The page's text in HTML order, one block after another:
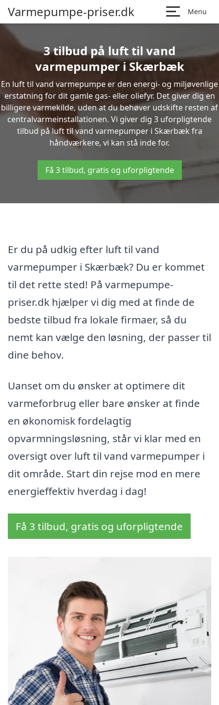
Varmepumpe-priser.dk Menu
3 tilbud på luft til vand
varmepumper i Skærbæk
En luft til vand varmepumpe er den energi- og miljøvenlige
erstatning for dit gamle gas- eller oliefyr. Det giver dig en
billigere varmekilde, uden at du behøver udskifte resten af
centralvarmeinstallationen. Vi giver dig 3 uforpligtende
tilbud på luft til vand varmepumper i Skærbæk fra
håndværkere, vi kan stå inde for.
Få 3 tilbud, gratis og uforpligtende
Er du på udkig efter luft til vand
varmepumper i Skærbæk? Du er kommet
til det rette sted! På varmepumpe-
priser.dk hjælper vi dig med at finde de
bedste tilbud fra lokale firmaer, så du
nemt kan vælge den løsning, der passer til
dine behov.
Uanset om du ønsker at optimere dit
varmeforbrug eller bare ønsker at finde
en økonomisk fordelagtig
opvarmningsløsning, står vi klar med en
oversigt over luft til vand varmepumper i
dit område. Start din rejse mod en mere
energieffektiv hverdag i dag!
Få 3 tilbud, gratis og uforpligtende